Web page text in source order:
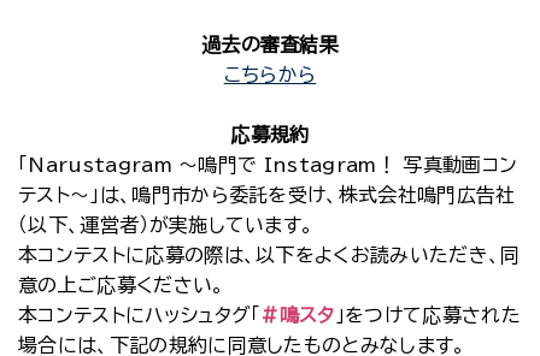
過去の審査結果
こちらから
応募規約
「Narustagram ～鳴門で Instagram！ 写真動画コン
テスト～」は、鳴門市から委託を受け、株式会社鳴門広告社
（以下、運営者）が実施しています。
本コンテストに応募の際は、以下をよくお読みいただき、同
意の上ご応募ください。
本コンテストにハッシュタグ「 #鳴スタ 」をつけて応募された
場合には、下記の規約に同意したものとみなします。